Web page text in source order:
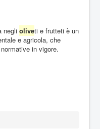
negli oliveti e frutteti è un
e agricola, che
in vigore.